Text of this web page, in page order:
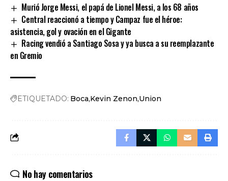
Murió Jorge Messi, el papá de Lionel Messi, a los 68 años
Central reaccionó a tiempo y Campaz fue el héroe:
asistencia, gol y ovación en el Gigante
Racing vendió a Santiago Sosa y ya busca a su reemplazante
en Gremio
ETIQUETADO: Boca Kevin Zenon Union
No hay comentarios